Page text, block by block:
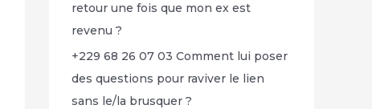
retour une fois que mon ex est
revenu ?
+229 68 26 07 03 Comment lui poser
des questions pour raviver le lien
sans le/la brusquer ?